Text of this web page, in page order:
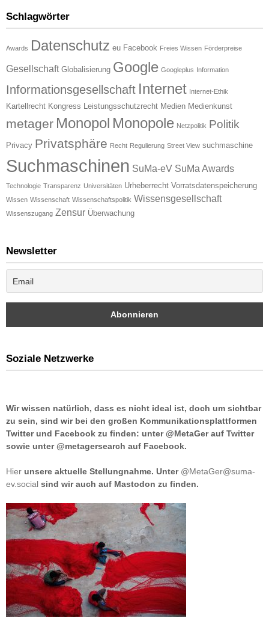
Schlagwörter
Awards Datenschutz eu Facebook Freies Wissen Förderpreise
Gesellschaft Globalisierung Google Googleplus Information
Informationsgesellschaft Internet Internet-Ethik
Kartellrecht Kongress Leistungsschutzrecht Medien Medienkunst
metager Monopol Monopole Netzpolitik Politik
Privacy Privatsphäre Recht Regulierung Street View suchmaschine
Suchmaschinen SuMa-eV SuMa Awards
Technologie Transparenz Universitäten Urheberrecht Vorratsdatenspeicherung
Wissen Wissenschaft Wissenschaftspolitik Wissensgesellschaft
Wissenszugang Zensur Überwachung
Newsletter
Soziale Netzwerke
Wir wissen natürlich, dass es nicht ideal ist, doch um sichtbar
zu sein, sind wir bei den großen Kommunikationsplattformen
Twitter und Facebook zu finden: unter @MetaGer auf Twitter
sowie unter @metagersearch auf Facebook.
Hier unsere aktuelle Stellungnahme. Unter @MetaGer@suma-
ev.social sind wir auch auf Mastodon zu finden.